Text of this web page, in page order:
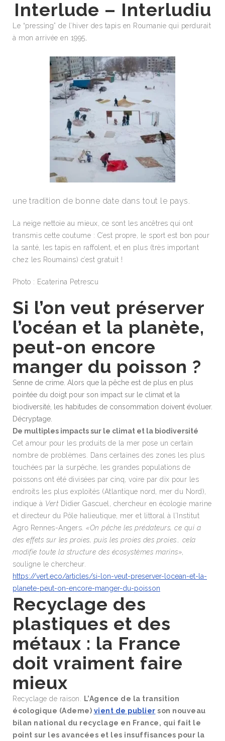
Interlude – Interludiu
Le “pressing” de l’hiver des tapis en Roumanie qui perdurait
à mon arrivée en 1995,
une tradition de bonne date dans tout le pays.
La neige nettoie au mieux, ce sont les ancêtres qui ont
transmis cette coutume : C’est propre, le sport est bon pour
la santé, les tapis en raffolent, et en plus (très important
chez les Roumains) c’est gratuit !
Photo : Ecaterina Petrescu
Si l’on veut préserver
l’océan et la planète,
peut-on encore
manger du poisson ?
Senne de crime. Alors que la pêche est de plus en plus
pointée du doigt pour son impact sur le climat et la
biodiversité, les habitudes de consommation doivent évoluer.
Décryptage.
De multiples impacts sur le climat et la biodiversité
Cet amour pour les produits de la mer pose un certain
nombre de problèmes. Dans certaines des zones les plus
touchées par la surpêche, les grandes populations de
poissons ont été divisées par cinq, voire par dix pour les
endroits les plus exploités (Atlantique nord, mer du Nord),
indique à VertDidier Gascuel, chercheur en écologie marine
et directeur du Pôle halieutique, mer et littoral à l’Institut
Agro Rennes-Angers. «On pêche les prédateurs, ce qui a
des effets sur les proies, puis les proies des proies… cela
modifie toute la structure des écosystèmes marins»
souligne le chercheur.
https://vert.eco/articles/si-lon-veut-preserver-locean-et-la-
planete-peut-on-encore-manger-du-poisson
Recyclage des
plastiques et des
métaux : la France
doit vraiment faire
mieux
Recyclage de raison.
L’Agence de la transition
écologique (Ademe) vient de publier son nouveau
bilan national du recyclage en France, qui fait le
point sur les avancées et les insuffisances pour la